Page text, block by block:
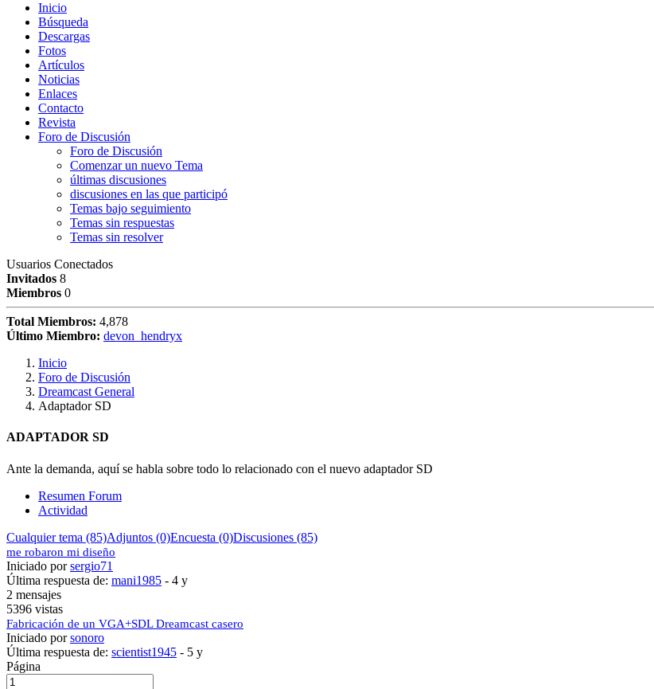
Inicio
Búsqueda
Descargas
Fotos
Artículos
Noticias
Enlaces
Contacto
Revista
Foro de Discusión
Foro de Discusión
Comenzar un nuevo Tema
últimas discusiones
discusiones en las que participó
Temas bajo seguimiento
Temas sin respuestas
Temas sin resolver
Usuarios Conectados
Invitados 8
Miembros 0
Total Miembros: 4,878
Último Miembro: devon_hendryx
Inicio
Foro de Discusión
Dreamcast General
Adaptador SD
ADAPTADOR SD
Ante la demanda, aquí se habla sobre todo lo relacionado con el nuevo adaptador SD
Resumen Forum
Actividad
Cualquier tema (85)Adjuntos (0)Encuesta (0)Discusiones (85)
me robaron mi diseño
Iniciado porsergio71
Última respuesta de: mani1985 - 4 y
2 mensajes
5396 vistas
Fabricación de un VGA+SDL Dreamcast casero
Iniciado porsonoro
Última respuesta de: scientist1945 - 5 y
Página